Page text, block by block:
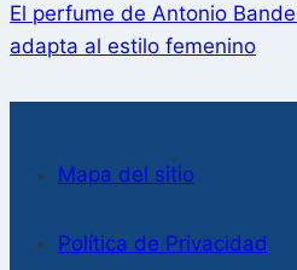
El perfume de Antonio
adapta al estilo femenino
Mapa del sitio
Política de Privacidad